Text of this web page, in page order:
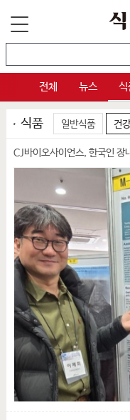
전체 뉴스 식
식품 일반식품 건
CJ바이오사이언스, 한국인 장